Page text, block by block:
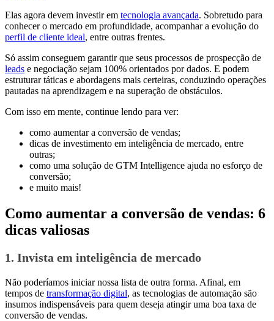
Elas agora devem investir em tecnologia avançada. Sobretudo para
conhecer o mercado em profundidade, acompanhar a evolução do
perfil de cliente ideal, entre outras frentes.
Só assim conseguem garantir que seus processos de prospecção de
leads e negociação sejam 100% orientados por dados. E podem
estruturar táticas e abordagens mais certeiras, conduzindo operações
pautadas na aprendizagem e na superação de obstáculos.
Com isso em mente, continue lendo para ver:
como aumentar a conversão de vendas;
dicas de investimento em inteligência de mercado, entre
outras;
como uma solução de GTM Intelligence ajuda no esforço de
conversão;
e muito mais!
Como aumentar a conversão de vendas: 6
dicas valiosas
1. Invista em inteligência de mercado
Não poderíamos iniciar nossa lista de outra forma. Afinal, em
tempos de transformação digital, as tecnologias de automação são
insumos indispensáveis para quem deseja atingir uma boa taxa de
conversão de vendas.